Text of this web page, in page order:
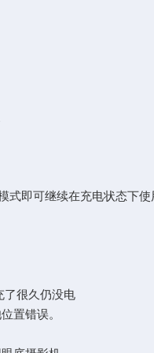
即可继续在充电状态下使用
了很久仍没电
置错误。